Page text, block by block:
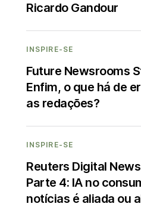
Ricardo Gandour
INSPIRE-SE
Future Newsrooms
Enfim, o que há de
as redações?
INSPIRE-SE
Reuters Digital
Parte 4: IA no
notícias é aliada ou